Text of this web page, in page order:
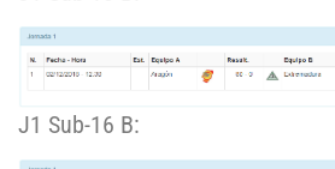
J1 Sub-16 B: